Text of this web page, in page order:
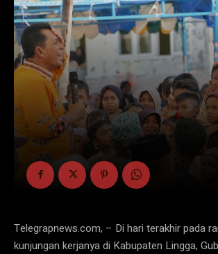
Telegrapnews.com, – Di hari terakhir pada
kunjungan kerjanya di Kabupaten Lingga,